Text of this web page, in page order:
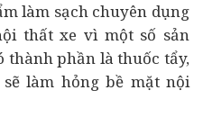
làm sạch chuyên dụng
thất xe vì một số sản
thành phần là thuốc tẩy,
làm hỏng bề mặt nội